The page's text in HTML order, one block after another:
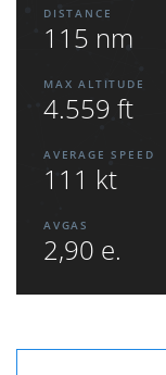
DISTANCE
115 nm
MAX ALTITUDE
4.559 ft
AVERAGE SPEED
111 kt
AVGAS
2,90 e.